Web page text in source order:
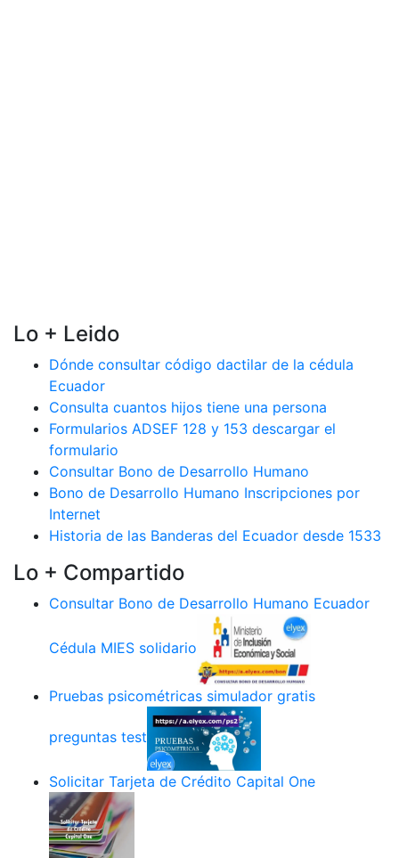
Lo + Leido
Dónde consultar código dactilar de la cédula
Ecuador
Consulta cuantos hijos tiene una persona
Formularios ADSEF 128 y 153 descargar el
formulario
Consultar Bono de Desarrollo Humano
Bono de Desarrollo Humano Inscripciones por
Internet
Historia de las Banderas del Ecuador desde 1533
Lo + Compartido
Consultar Bono de Desarrollo Humano Ecuador
Cédula MIES solidario
Pruebas psicométricas simulador gratis
preguntas test
Solicitar Tarjeta de Crédito Capital One